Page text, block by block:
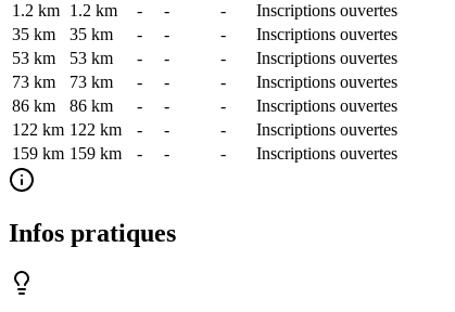
1.2 km 1.2 km - - -
Inscriptions ouvertes
35 km
35 km - - -
Inscriptions ouvertes
53 km
53 km - - -
Inscriptions ouvertes
73 km
73 km - - -
Inscriptions ouvertes
86 km
86 km - - -
Inscriptions ouvertes
122 km 122 km - - -
Inscriptions ouvertes
159 km 159 km - - - Inscriptions ouvertes
Infos pratiques